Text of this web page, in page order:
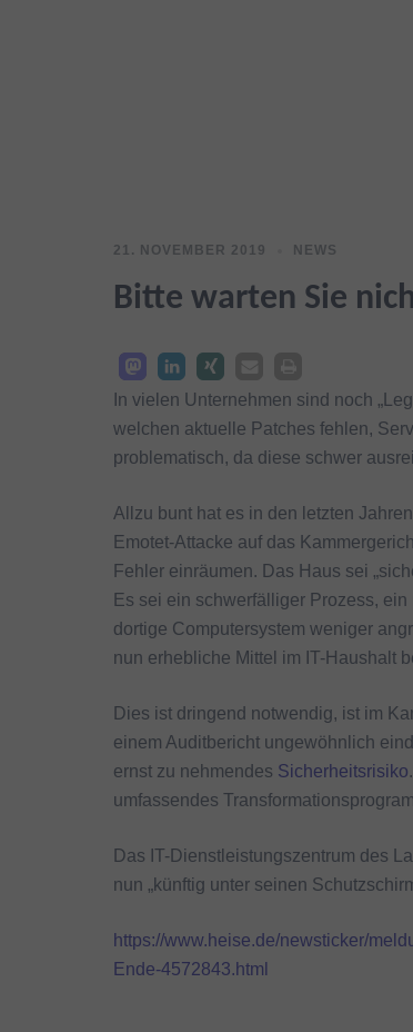
21. NOVEMBER 2019 NEWS
Bitte warten Sie
In vielen Unternehmen sind noch
welchen aktuelle Patches fehlen,
problematisch, da diese schwer
Allzu bunt hat es in den letzten
Emotet-Attacke auf das
Fehler einräumen. Das Haus sei
Es sei ein schwerfälliger Prozess,
dortige Computersystem weniger
nun erhebliche Mittel im IT-Haushalt
Dies ist dringend notwendig, ist im
einem Auditbericht ungewöhnlich
ernst zu nehmendes Sicherheitsrisiko
umfassendes
Das IT-Dienstleistungszentrum des
nun „künftig unter seinen
https://www.heise.de/newsticker/
Ende-4572843.html